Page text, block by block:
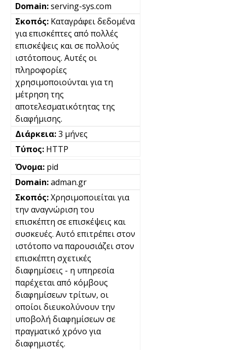
serving-sys.com
Καταγράφει δεδομένα
για επισκέπτες από πολλές
επισκέψεις και σε πολλούς
ιστότοπους. Αυτές οι
πληροφορίες
χρησιμοποιούνται για τη
μέτρηση της
αποτελεσματικότητας της
διαφήμισης.
3 μήνες
HTTP
pid
adman.gr
Χρησιμοποιείται για
την αναγνώριση του
επισκέπτη σε επισκέψεις και
συσκευές. Αυτό επιτρέπει στον
ιστότοπο να παρουσιάζει στον
επισκέπτη σχετικές
διαφημίσεις - η υπηρεσία
παρέχεται από κόμβους
διαφημίσεων τρίτων, οι
οποίοι διευκολύνουν την
υποβολή διαφημίσεων σε
πραγματικό χρόνο για
διαφημιστές.